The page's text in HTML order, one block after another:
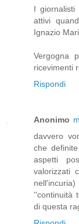
I
attivi
Ignazio
Vergogna
ricevimenti
Rispondi
Anonimo
davvero
che
aspetti
valorizzati
''continuità
di questa